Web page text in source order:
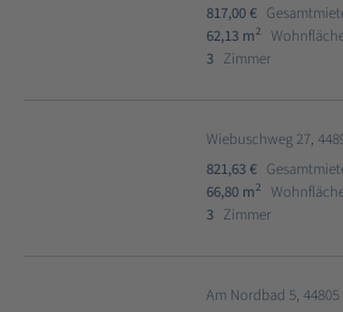
817,00 €
62,13 m2
3 Zimmer
Wiebuschweg 27,
821,63 €
66,80 m2
3 Zimmer
Am Nordbad 5,